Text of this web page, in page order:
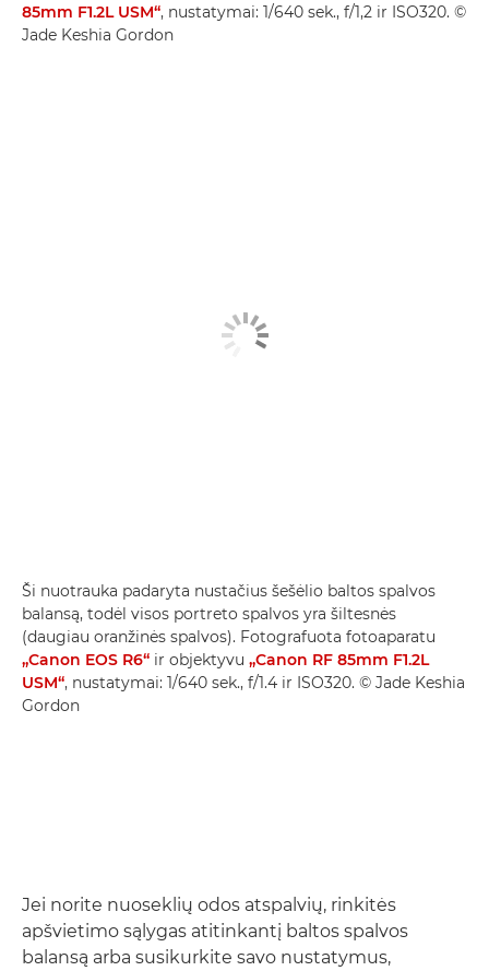
85mm F1.2L USM“, nustatymai: 1/640 sek., f/1,2 ir ISO320. ©
Jade Keshia Gordon
Ši nuotrauka padaryta nustačius šešėlio baltos spalvos
balansą, todėl visos portreto spalvos yra šiltesnės
(daugiau oranžinės spalvos). Fotografuota fotoaparatu
„Canon EOS R6“ ir objektyvu „Canon RF 85mm F1.2L
USM“, nustatymai: 1/640 sek., f/1.4 ir ISO320. © Jade Keshia
Gordon
Jei norite nuoseklių odos atspalvių, rinkitės
apšvietimo sąlygas atitinkantį baltos spalvos
balansą arba susikurkite savo nustatymus,